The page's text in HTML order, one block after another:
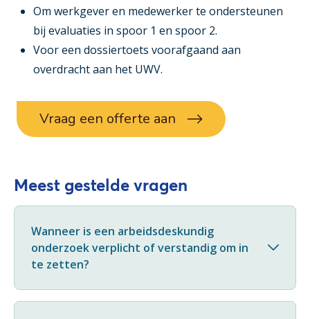
Om werkgever en medewerker te ondersteunen
bij evaluaties in spoor 1 en spoor 2.
Voor een dossiertoets voorafgaand aan
overdracht aan het UWV.
Vraag een offerte aan
Meest gestelde vragen
Wanneer is een arbeidsdeskundig
onderzoek verplicht of verstandig om in
te zetten?